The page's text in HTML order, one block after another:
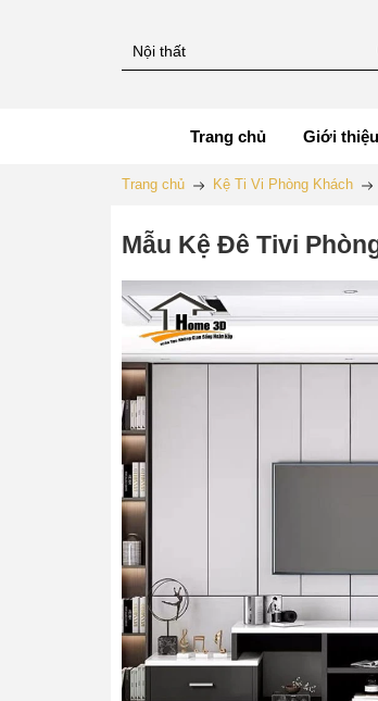
Trang chủ Giới thiệu
Trang chủ Kệ Ti Vi Phòng Khách
Mẫu Kệ Đê Tivi